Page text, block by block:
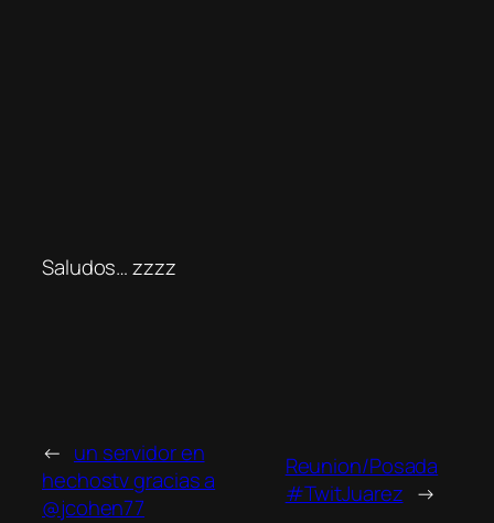
Saludos… zzzz
← un servidor en
hechostv gracias a
@jcohen77
Reunion/Posada
#TwitJuarez →